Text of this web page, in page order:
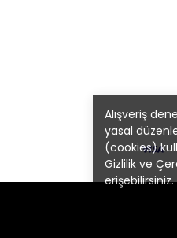
Alışveriş
yasal
(cookies)
Gizlilik ve
erişebilirsiniz.